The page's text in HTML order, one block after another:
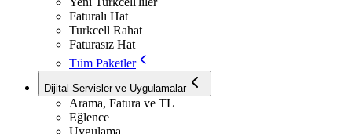
Faturalı Hat
Turkcell Rahat
Faturasız Hat
Tüm Paketler
Dijital Servisler ve Uygulamalar
Arama, Fatura ve TL
Eğlence
Uygulama